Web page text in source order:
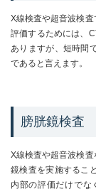
X線検査や超音波検
評価するためには、
ありますが、短時間
であると言えます。
膀胱鏡検査
X線検査や超音波検
鏡検査を実施するこ
内部の評価だけでな